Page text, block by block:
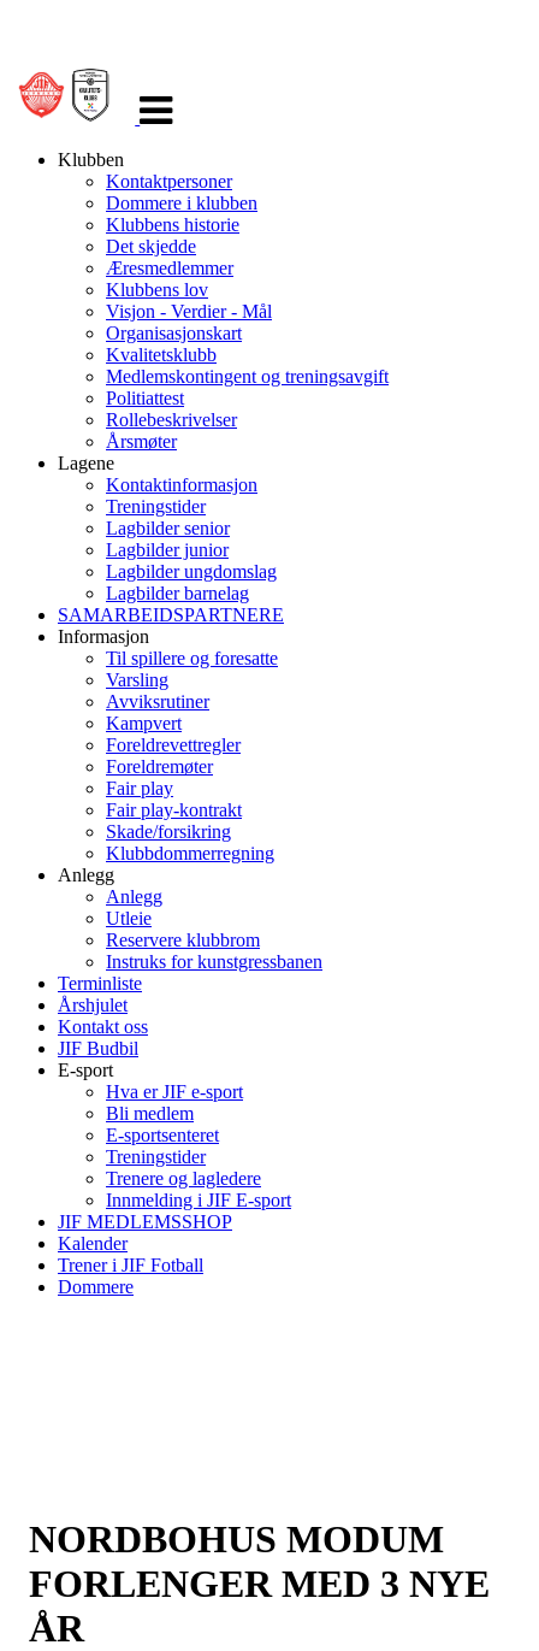
navigasjon
Klubben
Kontaktpersoner
Dommere i klubben
Klubbens historie
Det skjedde
Æresmedlemmer
Klubbens lov
Visjon - Verdier - Mål
Organisasjonskart
Kvalitetsklubb
Medlemskontingent og treningsavgift
Politiattest
Rollebeskrivelser
Årsmøter
Lagene
Kontaktinformasjon
Treningstider
Lagbilder senior
Lagbilder junior
Lagbilder ungdomslag
Lagbilder barnelag
SAMARBEIDSPARTNERE
Informasjon
Til spillere og foresatte
Varsling
Avviksrutiner
Kampvert
Foreldrevettregler
Foreldremøter
Fair play
Fair play-kontrakt
Skade/forsikring
Klubbdommerregning
Anlegg
Anlegg
Utleie
Reservere klubbrom
Instruks for kunstgressbanen
Terminliste
Årshjulet
Kontakt oss
JIF Budbil
E-sport
Hva er JIF e-sport
Bli medlem
E-sportsenteret
Treningstider
Trenere og lagledere
Innmelding i JIF E-sport
JIF MEDLEMSSHOP
Kalender
Trener i JIF Fotball
Dommere
NORDBOHUS MODUM
FORLENGER MED 3 NYE
ÅR